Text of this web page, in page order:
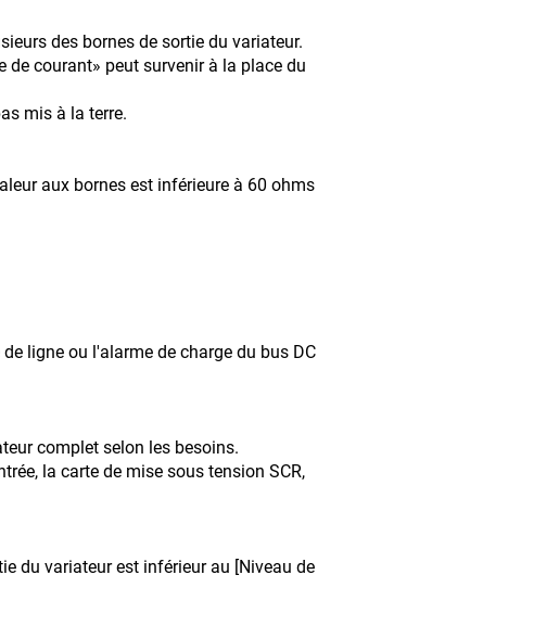
des bornes de sortie du variateur.
de courant» peut survenir à la place du
mis à la terre.
aux bornes est inférieure à 60 ohms
ligne ou l'alarme de charge du bus DC
complet selon les besoins.
la carte de mise sous tension SCR,
du variateur est inférieur au [Niveau de